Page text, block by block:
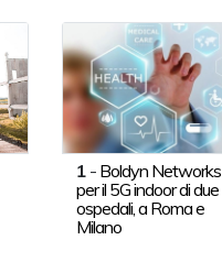
1 - Boldyn Networks
per il 5G indoor di due
ospedali, a Roma e
Milano